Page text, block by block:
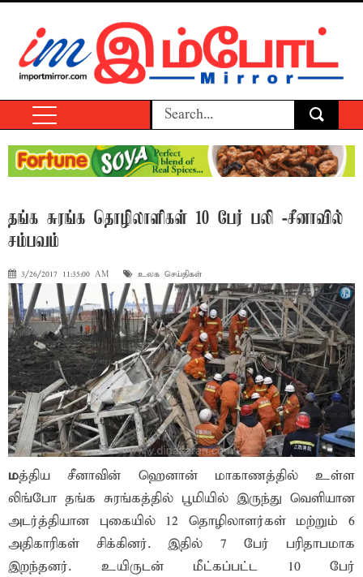
தங்க சுரங்க தொழிலாளிகள் 10 பேர் பலி -சீனாவில்
சம்பவம்
3/26/2017 11:35:00 AM உலக செய்திகள்
மத்திய சீனாவின் ஹெனான் மாகாணத்தில் உள்ள
லிங்போ தங்க சுரங்கத்தில் பூமியில் இருந்து வெளியான
அடர்த்தியான புகையில் 12 தொழிலாளர்கள் மற்றும் 6
அதிகாரிகள் சிக்கினர். இதில் 7 பேர் பரிதாபமாக
இறந்தனர். உயிருடன் மீட்கப்பட்ட 10 பேர்